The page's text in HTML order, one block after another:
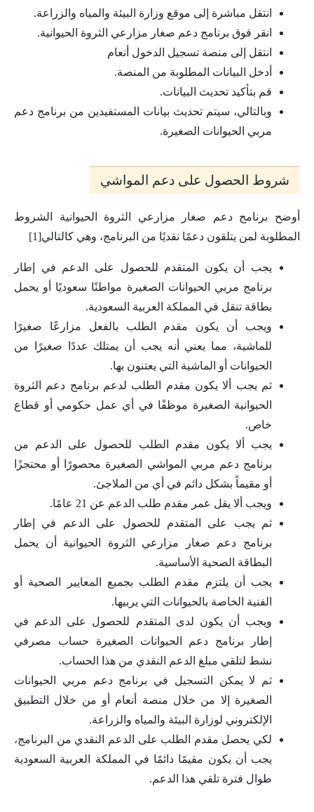
انتقل مباشرة إلى موقع وزارة البيئة والمياه والزراعة.
انقر فوق برنامج دعم صغار مزارعي الثروة الحيوانية.
انتقل إلى منصة تسجيل الدخول أنعام
أدخل البيانات المطلوبة من المنصة.
قم بتأكيد تحديث البيانات.
وبالتالي، سيتم تحديث بيانات المستفيدين من برنامج دعم
مربي الحيوانات الصغيرة.
شروط الحصول على دعم المواشي
أوضح برنامج دعم صغار مزارعي الثروة الحيوانية الشروط
المطلوبة لمن يتلقون دعمًا نقديًا من البرنامج، وهي كالتالي[1]
يجب أن يكون المتقدم للحصول على الدعم في إطار
برنامج مربي الحيوانات الصغيرة مواطنًا سعوديًا أو يحمل
بطاقة تنقل في المملكة العربية السعودية.
ويجب أن يكون مقدم الطلب بالفعل مزارعًا صغيرًا
للماشية، مما يعني أنه يجب أن يمتلك عددًا صغيرًا من
الحيوانات أو الماشية التي يعتنون بها.
ثم يجب ألا يكون مقدم الطلب لدعم برنامج دعم الثروة
الحيوانية الصغيرة موظفًا في أي عمل حكومي أو قطاع
خاص.
يجب ألا يكون مقدم الطلب للحصول على الدعم من
برنامج دعم مربي المواشي الصغيرة محصورًا أو محتجزًا
أو مقيماً بشكل دائم في أي من الملاجئ.
ويجب ألا يقل عمر مقدم طلب الدعم عن 21 عامًا.
ثم يجب على المتقدم للحصول على الدعم في إطار
برنامج دعم صغار مزارعي الثروة الحيوانية أن يحمل
البطاقة الصحية الأساسية.
يجب أن يلتزم مقدم الطلب بجميع المعايير الصحية أو
الفنية الخاصة بالحيوانات التي يربيها.
ويجب أن يكون لدى المتقدم للحصول على الدعم في
إطار برنامج دعم الحيوانات الصغيرة حساب مصرفي
نشط لتلقي مبلغ الدعم النقدي من هذا الحساب.
ثم لا يمكن التسجيل في برنامج دعم مربي الحيوانات
الصغيرة إلا من خلال منصة أنعام أو من خلال التطبيق
الإلكتروني لوزارة البيئة والمياه والزراعة.
لكي يحصل مقدم الطلب على الدعم النقدي من البرنامج،
يجب أن يكون مقيمًا دائمًا في المملكة العربية السعودية
طوال فترة تلقي هذا الدعم.